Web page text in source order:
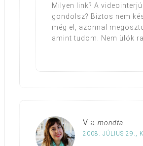
Milyen link? A
gondolsz? Biztos nem
még el, azonnal
amint tudom. Nem ülök
Via mondta
2008. JÚLIUS 29.,